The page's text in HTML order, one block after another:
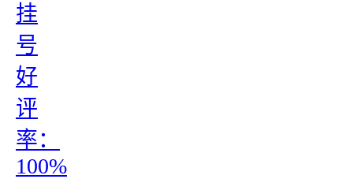
挂
号
好
评
率：
100%